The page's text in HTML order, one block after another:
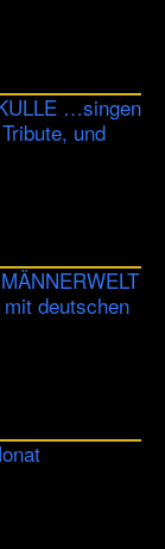
…singen
und
deutschen